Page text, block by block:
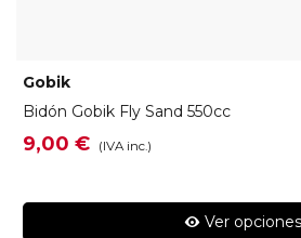
Gobik
Bidón Gobik Fly Sand 550cc
9,00 € (IVA inc.)
Ver opciones